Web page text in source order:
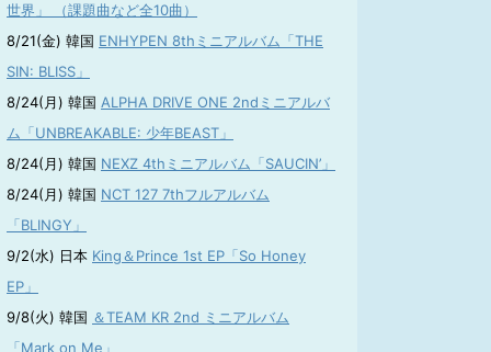
世界」 （課題曲など全10曲）
8/21(金) 韓国 ENHYPEN 8thミニアルバム「THE
SIN: BLISS」
8/24(月) 韓国 ALPHA DRIVE ONE 2ndミニアルバ
ム「UNBREAKABLE: 少年BEAST」
8/24(月) 韓国 NEXZ 4thミニアルバム「SAUCIN’」
8/24(月) 韓国 NCT 127 7thフルアルバム
「BLINGY」
9/2(水) 日本 King＆Prince 1st EP「So Honey
EP」
9/8(火) 韓国 ＆TEAM KR 2nd ミニアルバム
「Mark on Me」